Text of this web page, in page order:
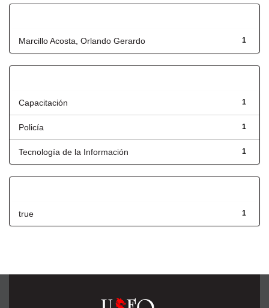
1
Marcillo Acosta, Orlando Gerardo
1
Capacitación
1
Policía
1
Tecnología de la Información
1
true